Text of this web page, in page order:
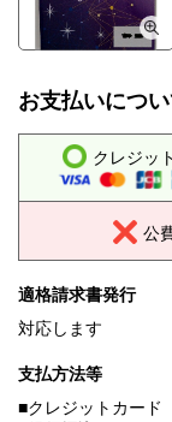
お支払いにつ
クレジッ
公
適格請求書発行
対応します
支払方法等
■クレジットカード